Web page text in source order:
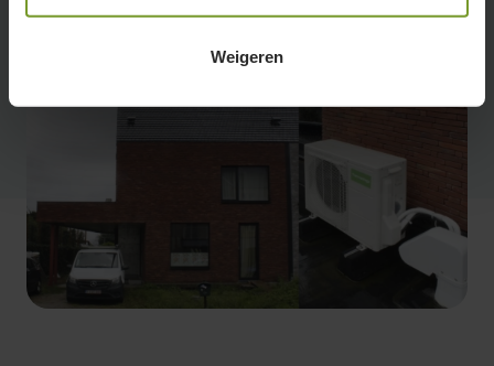
Weigeren
27 september 2022Woningen